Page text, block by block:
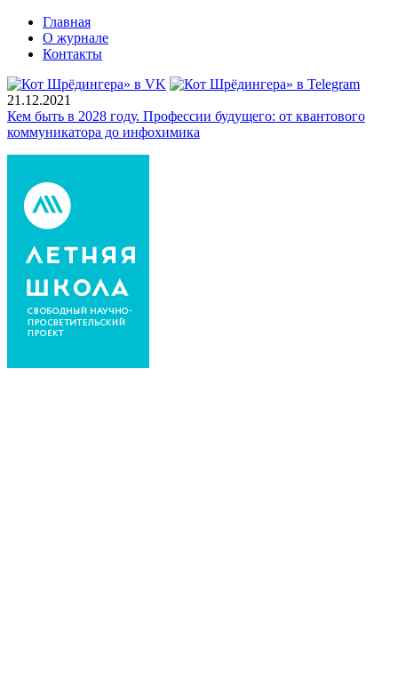
Главная
О журнале
Контакты
21.12.2021
Кем быть в 2028 году. Профессии будущего: от квантового
коммуникатора до инфохимика